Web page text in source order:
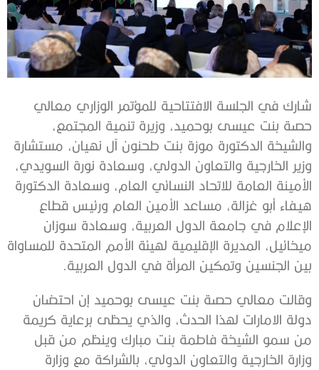
شارك في الجلسة الافتتاحية للمؤتمر الوزاري معالي
حصة بنت عيسى بوحميد، وزيرة تنمية المجتمع،
والشيخة الدكتورة موزة بنت طحنون آل نهيان، مستشارة
وزير الخارجية والتعاون الدولي، وسعادة نورة السويدي،
الأمينة العامة للاتحاد النسائي العام، وسعادة الدكتورة
هيفاء أبو غزالة، مساعد الأمين العام ورئيس قطاع
الإعلام في جامعة الدول العربية، وسعادة سوزان
ميخائيل، المديرة الإقليمية لهيئة الأمم المتحدة للمساواة
بين الجنسين وتمكين المرأة في الدول العربية.
وقالت معالي حصة بنت عيسى بوحميد إن احتضان
دولة الامارات لهذا الحدث، والذي يحظى برعاية كريمة
من سمو الشيخة فاطمة بنت مبارك وينظم من قبل
وزارة الخارجية والتعاون الدولي، بالشراكة مع وزارة